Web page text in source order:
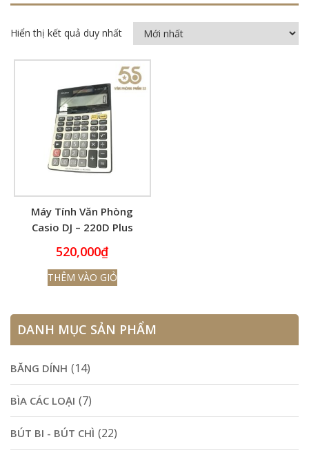
Hiển thị kết quả duy nhất
Máy Tính Văn Phòng
Casio DJ – 220D Plus
520,000₫
THÊM VÀO GIỎ
DANH MỤC SẢN PHẨM
BĂNG DÍNH (14)
BÌA CÁC LOẠI (7)
BÚT BI - BÚT CHÌ (22)